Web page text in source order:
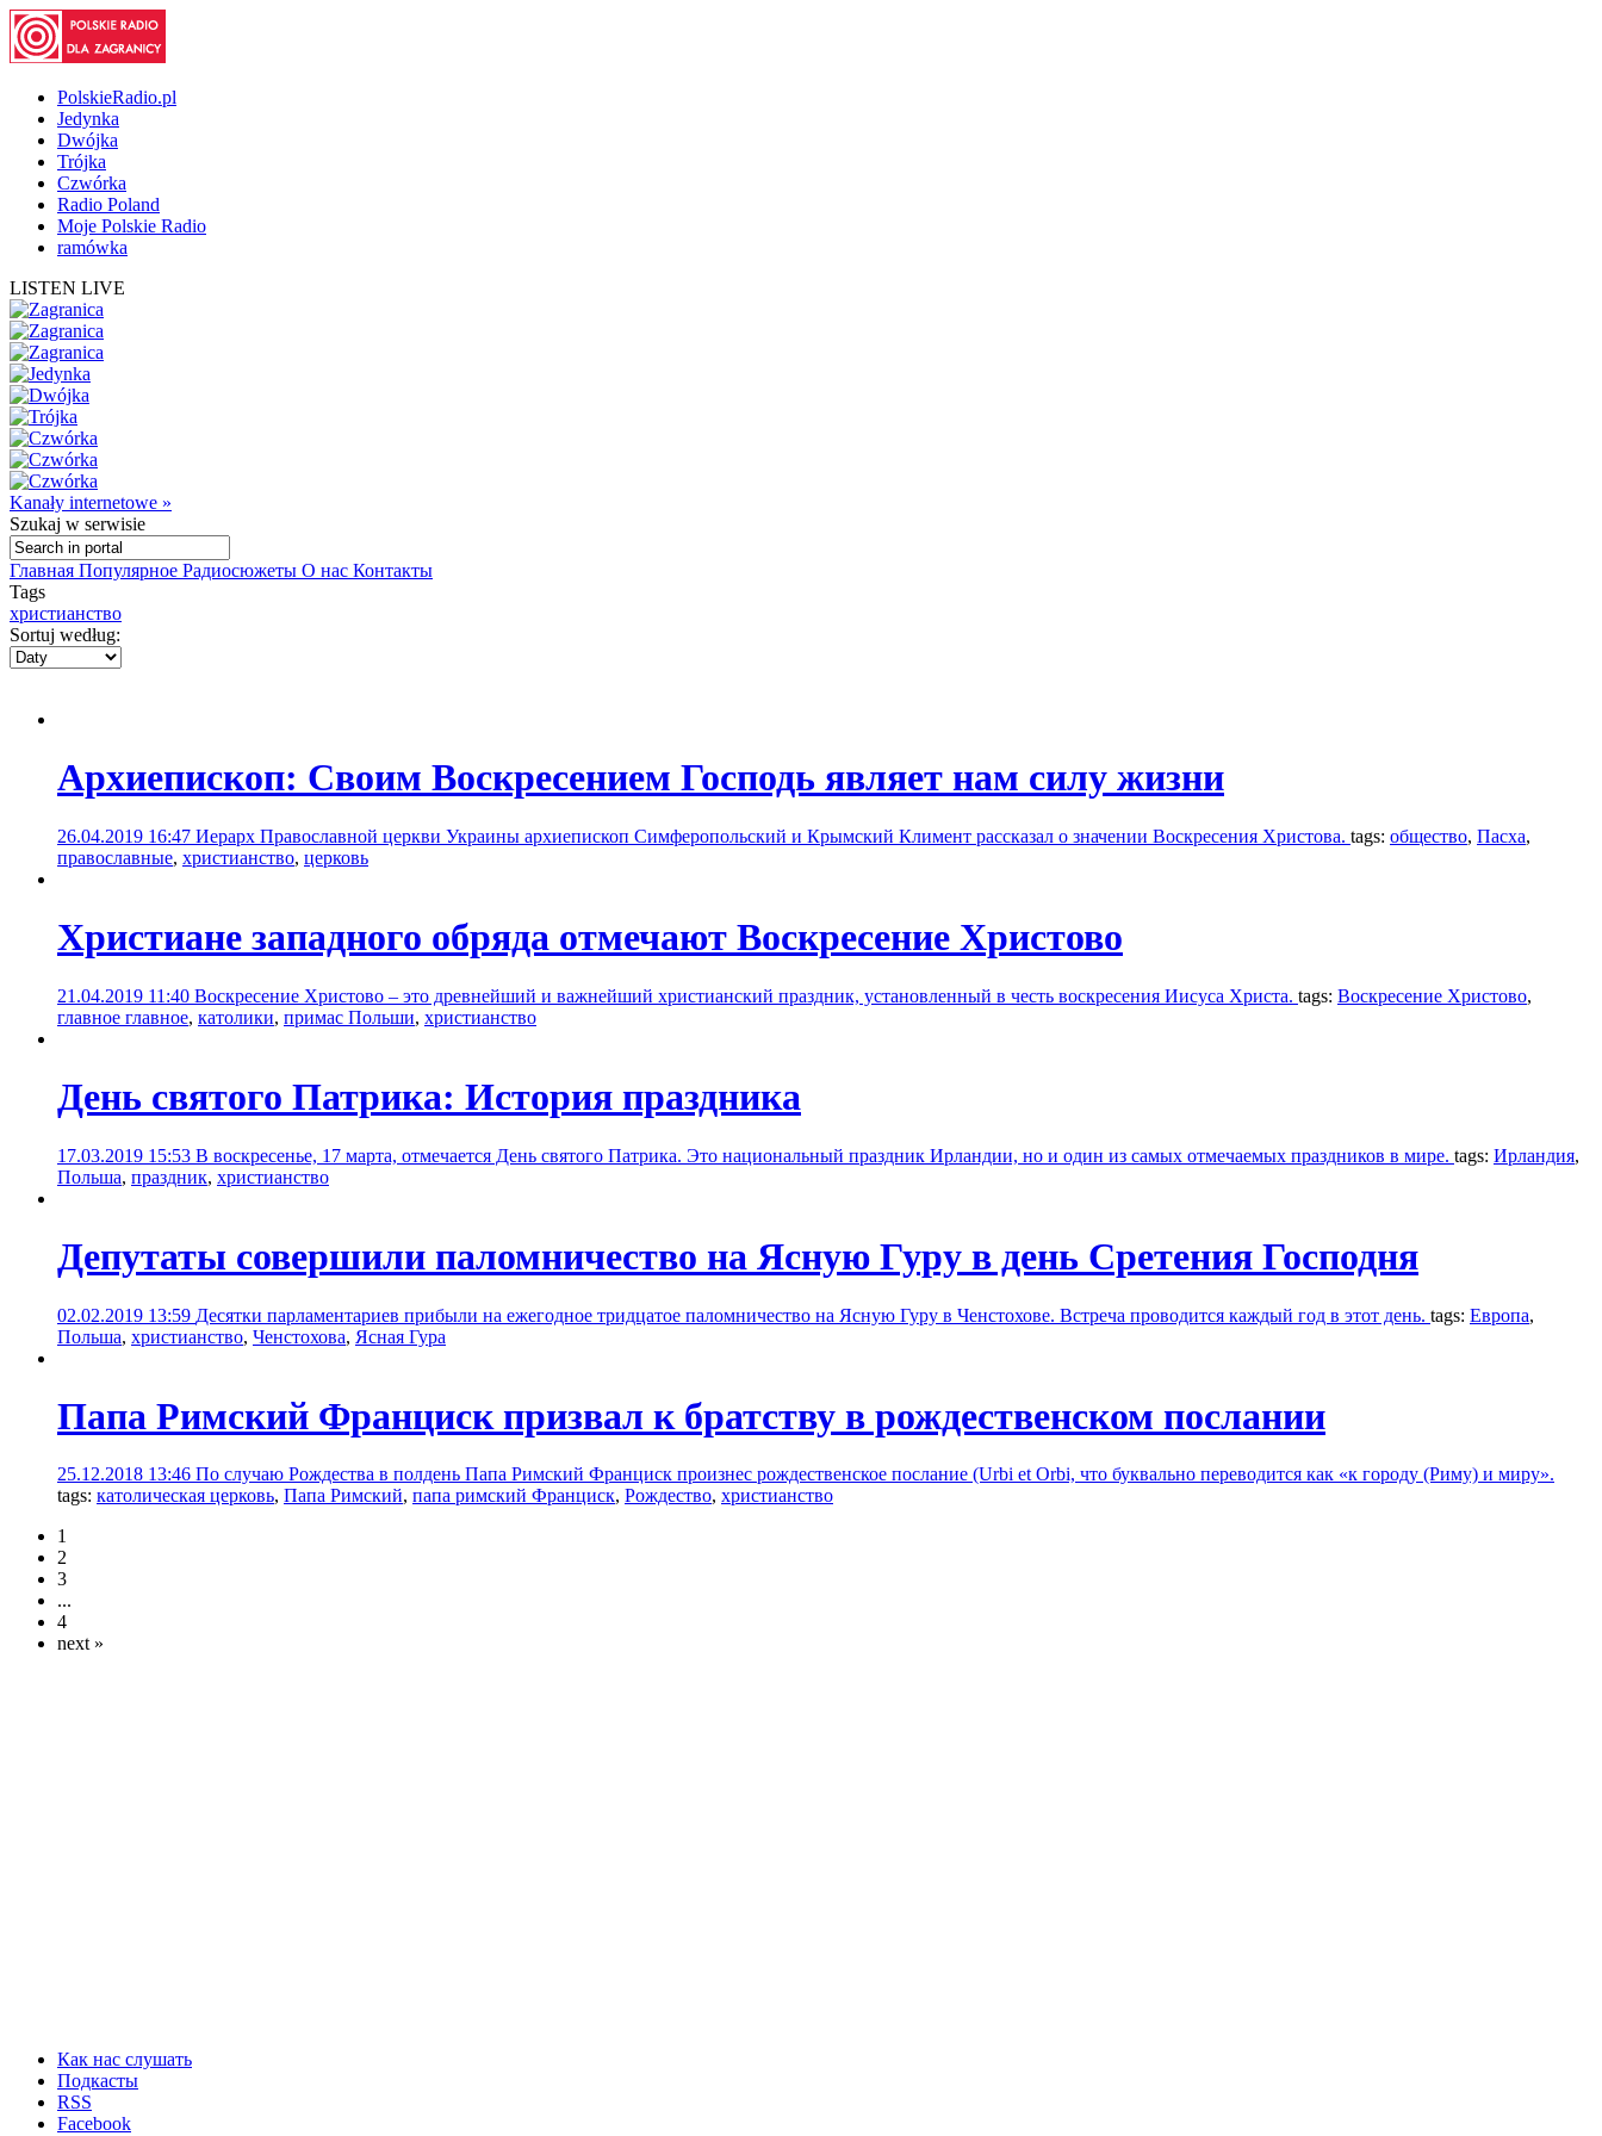
PolskieRadio.pl
Jedynka
Dwójka
Trójka
Czwórka
Radio Poland
Moje Polskie Radio
ramówka
LISTEN LIVE
Kanały internetowe »
Szukaj w serwisie
Главная Популярное Радиосюжеты О нас Контакты
Tags
христианство
Sortuj według:
Архиепископ: Своим Воскресением Господь являет нам силу жизни
26.04.2019 16:47 Иерарх Православной церкви Украины архиепископ Симферопольский и Крымский Климент рассказал о значении Воскресения Христова. tags: общество, Пасха,
православные, христианство, церковь
Христиане западного обряда отмечают Воскресение Христово
21.04.2019 11:40 Воскресение Христово – это древнейший и важнейший христианский праздник, установленный в честь воскресения Иисуса Христа. tags: Воскресение Христово,
главное главное, католики, примас Польши, христианство
День святого Патрика: История праздника
17.03.2019 15:53 В воскресенье, 17 марта, отмечается День святого Патрика. Это национальный праздник Ирландии, но и один из самых отмечаемых праздников в мире. tags: Ирландия,
Польша, праздник, христианство
Депутаты совершили паломничество на Ясную Гуру в день Сретения Господня
02.02.2019 13:59 Десятки парламентариев прибыли на ежегодное тридцатое паломничество на Ясную Гуру в Ченстохове. Встреча проводится каждый год в этот день. tags: Европа,
Польша, христианство, Ченстохова, Ясная Гура
Папа Римский Франциск призвал к братству в рождественском послании
25.12.2018 13:46 По случаю Рождества в полдень Папа Римский Франциск произнес рождественское послание (Urbi et Orbi, что буквально переводится как «к городу (Риму) и миру».
tags: католическая церковь, Папа Римский, папа римский Франциск, Рождество, христианство
1
2
3
...
4
next »
Как нас слушать
Подкасты
RSS
Facebook